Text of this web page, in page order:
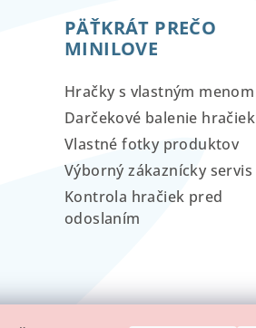
PÄŤKRÁT PREČO
MINILOVE
Hračky s vlastným menom
Darčekové balenie hračiek
Vlastné fotky produktov
Výborný zákaznícky servis
Kontrola hračiek pred
odoslaním